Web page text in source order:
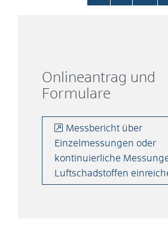
Onlineantrag und
Formulare
Messbericht über
Einzelmessungen oder
kontinuierliche
Luftschadstoffen